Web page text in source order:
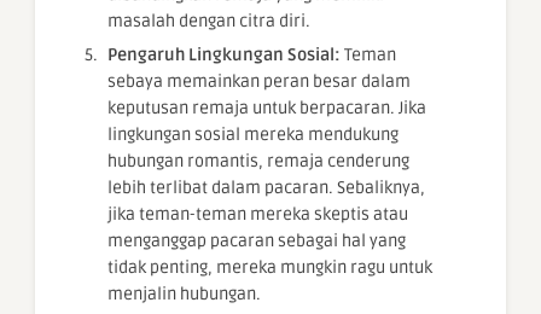
masalah dengan citra diri.
Pengaruh Lingkungan Sosial: Teman
sebaya memainkan peran besar dalam
keputusan remaja untuk berpacaran. Jika
lingkungan sosial mereka mendukung
hubungan romantis, remaja cenderung
lebih terlibat dalam pacaran. Sebaliknya,
jika teman-teman mereka skeptis atau
menganggap pacaran sebagai hal yang
tidak penting, mereka mungkin ragu untuk
menjalin hubungan.